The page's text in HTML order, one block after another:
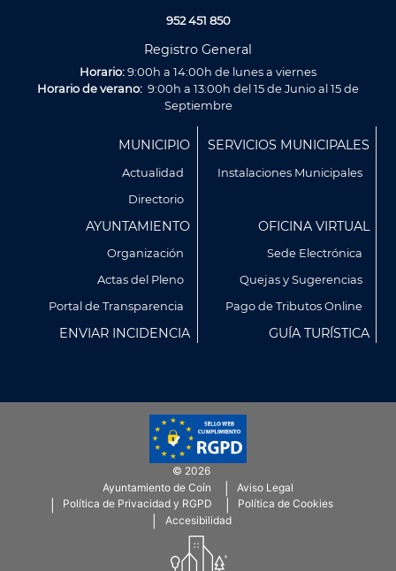
Utilizamos cookies propias y de terceros para analizar
nuestros servicios y mostrarte publicidad relacionada con
tus preferencias en base a un perfil elaborado a partir de tus
CONFIGURACIÓN DE COOKIES
RECHAZAR TODO
952 451 850
Registro General
Horario:9:00h a 14:00h de lunes a viernes
Horario de verano: 9:00h a 13:00h del 15 de Junio al 15 de
Septiembre
MUNICIPIO
Actualidad
Directorio
SERVICIOS MUNICIPALES
Instalaciones Municipales
AYUNTAMIENTO
Organización
Actas del Pleno
Portal de Transparencia
OFICINA VIRTUAL
Sede Electrónica
Quejas y Sugerencias
Pago de Tributos Online
ENVIAR INCIDENCIA GUÍA TURÍSTICA
Menú
SubFooter
© 2026
Ayuntamiento de Coín
Aviso Legal
Política de Privacidad y RGPD
Política de Cookies
Accesibilidad